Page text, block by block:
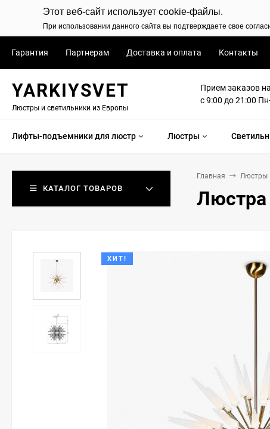
Этот веб-сайт использует cookie-файлы.
При использовании данного сайта вы подтверждаете свое
Гарантия Партнерам Доставка и оплата Контакты
YARKIYSVET
Люстры и светильники из Европы
Прием заказов
с 9:00 до 21:00
Лифты-подъемники для люстр Люстры
КАТАЛОГ ТОВАРОВ
Главная Люстры
Люстра
ХИТ!